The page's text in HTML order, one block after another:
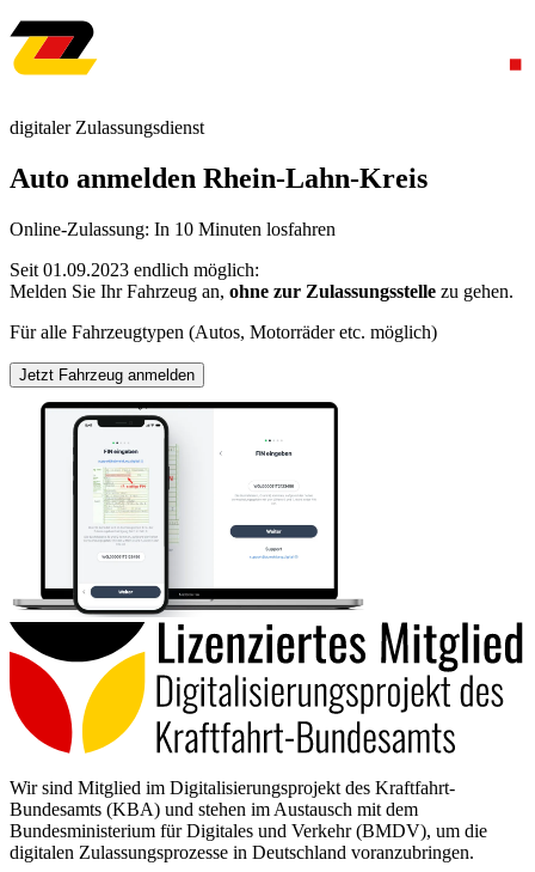
digitaler Zulassungsdienst
Auto anmelden Rhein-Lahn-Kreis
Online-Zulassung: In 10 Minuten losfahren
Seit 01.09.2023 endlich möglich:
Melden Sie Ihr Fahrzeug an, ohne zur Zulassungsstelle zu gehen.
Für alle Fahrzeugtypen (Autos, Motorräder etc. möglich)
Jetzt Fahrzeug anmelden
Wir sind Mitglied im Digitalisierungsprojekt des Kraftfahrt-
Bundesamts (KBA) und stehen im Austausch mit dem
Bundesministerium für Digitales und Verkehr (BMDV), um die
digitalen Zulassungsprozesse in Deutschland voranzubringen.